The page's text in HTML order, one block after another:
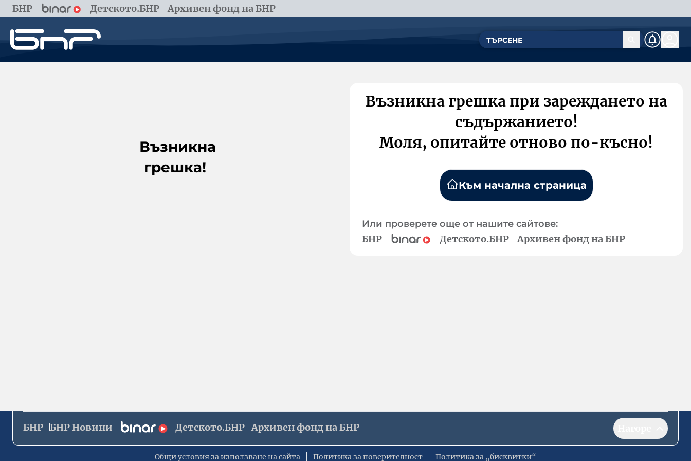
БНР Детското.БНР Архивен фонд на БНР
Възникна
грешка!
Възникна грешка при зареждането на
съдържанието!
Моля, опитайте отново по-късно!
Към начална страница
Или проверете още от нашите сайтове:
БНР Детското.БНР Архивен фонд на БНР
БНР БНР Новини Детското.БНР Архивен фонд на БНР
Общи условия за използване на сайта Политика за поверителност Политика за „бисквитки“